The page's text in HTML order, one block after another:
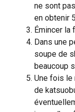
ne sont
en obtenir
Émincer la
Dans une
soupe de
beaucoup
Une fois le
de